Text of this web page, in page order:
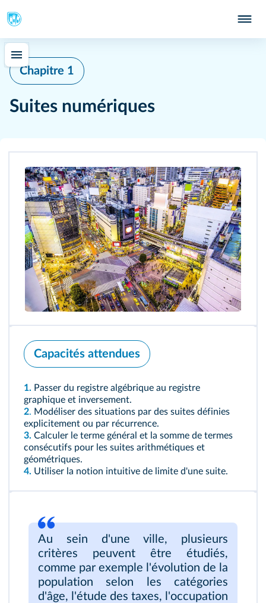
Chapitre 1
Suites numériques
Capacités attendues
1. Passer du registre algébrique au registre
graphique et inversement.
2. Modéliser des situations par des suites définies
explicitement ou par récurrence.
3. Calculer le terme général et la somme de termes
consécutifs pour les suites arithmétiques et
géométriques.
4. Utiliser la notion intuitive de limite d'une suite.
Au sein d'une ville, plusieurs
critères peuvent être étudiés,
comme par exemple l'évolution de la
population selon les catégories
d'âge, l'étude des taxes, l'occupation